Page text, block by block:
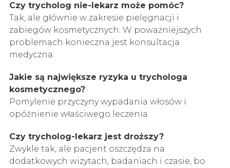
Czy trycholog nie-lekarz może pomóc?
Tak, ale głównie w zakresie pielęgnacji i
zabiegów kosmetycznych. W poważniejszych
problemach konieczna jest konsultacja
medyczna.
Jakie są największe ryzyka u trychologa
kosmetycznego?
Pomylenie przyczyny wypadania włosów i
opóźnienie właściwego leczenia.
Czy trycholog-lekarz jest droższy?
Zwykle tak, ale pacjent oszczędza na
dodatkowych wizytach, badaniach i czasie, bo